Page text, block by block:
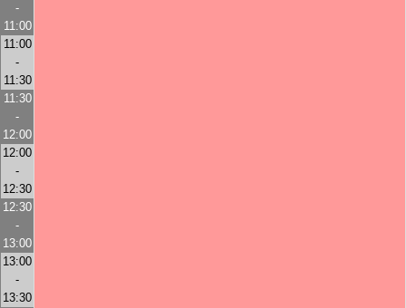
-
11:00
11:00
-
11:30
11:30
-
12:00
12:00
-
12:30
12:30
-
13:00
13:00
-
13:30